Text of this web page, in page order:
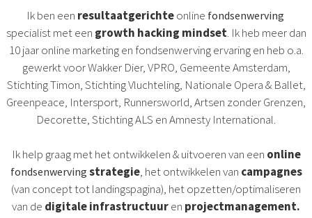
Ik ben een resultaatgerichteonline fondsenwerving
specialist met een growth hacking mindset. Ik heb meer dan
10 jaar online marketing en fondsenwerving ervaring en heb o.a.
gewerkt voor Wakker Dier, VPRO, Gemeente Amsterdam,
Stichting Timon, Stichting Vluchteling, Nationale Opera & Ballet,
Greenpeace, Intersport, Runnersworld, Artsen zonder Grenzen,
Decorette, Stichting ALS en Amnesty International.
Ik help graag met het ontwikkelen & uitvoeren van een online
fondsenwerving strategie, het ontwikkelen van campagnes
(van concept tot landingspagina), het opzetten/optimaliseren
van de digitale infrastructuuren projectmanagement.